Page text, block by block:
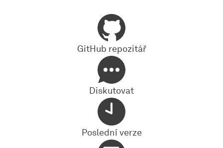
GitHub repozitář
Diskutovat
Poslední verze